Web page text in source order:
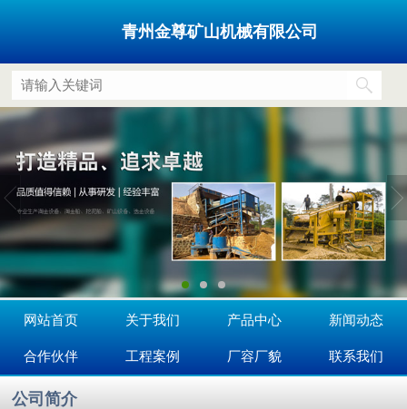
青州金尊矿山机械有限公司
网站首页 关于我们 产品中心 新闻动态
合作伙伴 工程案例 厂容厂貌 联系我们
公司简介